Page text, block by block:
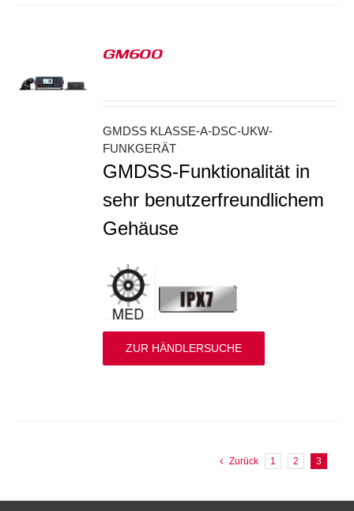
GM600
GMDSS KLASSE-A-DSC-UKW-
FUNKGERÄT
GMDSS-Funktionalität in
sehr benutzerfreundlichem
Gehäuse
ZUR HÄNDLERSUCHE
Zurück 1 2 3